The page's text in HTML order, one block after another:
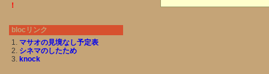
！
blocリンク
マサオの見境なし予定表
シネマのしたため
knock